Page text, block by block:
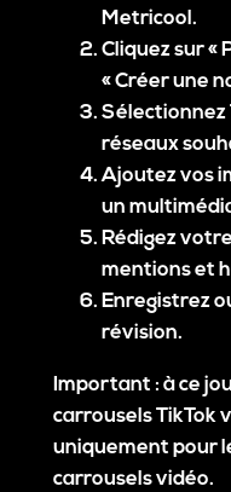
Metricool.
Cliquez sur «
« Créer une
Sélectionnez
réseaux
Ajoutez vos
un
Rédigez
mentions et
Enregistrez
révision.
Important : à ce
carrousels TikTok
uniquement pour
carrousels vidéo.